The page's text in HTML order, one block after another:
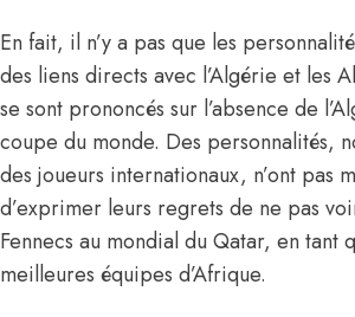
En fait, il n’y a pas que les
des liens directs avec l’Algérie et les
se sont prononcés sur l’absence de
coupe du monde. Des personnalités,
des joueurs internationaux, n’ont pas
d’exprimer leurs regrets de ne pas
Fennecs au mondial du Qatar, en tant
meilleures équipes d’Afrique.